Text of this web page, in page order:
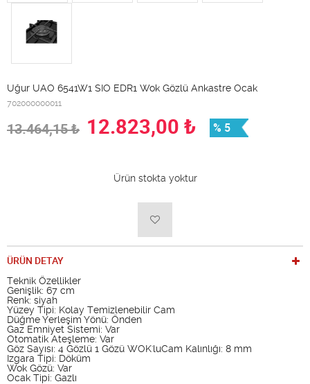
Uğur UAO 6541W1 SIO EDR1 Wok Gözlü Ankastre Ocak
702000000011
13.464,15₺ 12.823,00 ₺ % 5
Ürün stokta yoktur
ÜRÜN DETAY
Teknik Özellikler
Genişlik: 67 cm
Renk: siyah
Yüzey Tipi: Kolay Temizlenebilir Cam
Düğme Yerleşim Yönü: Önden
Gaz Emniyet Sistemi: Var
Otomatik Ateşleme: Var
Göz Sayısı: 4 Gözlü 1 Gözü WOK'luCam Kalınlığı: 8 mm
Izgara Tipi: Döküm
Wok Gözü: Var
Ocak Tipi: Gazlı